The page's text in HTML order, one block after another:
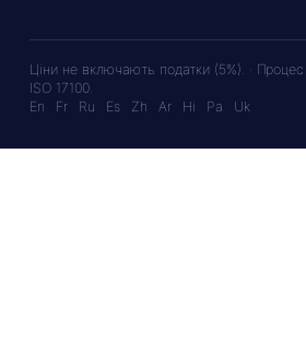
Ціни не включають податки (5%). ·
ISO 17100.
En
Fr Ru Es Zh Ar Hi Pa Uk